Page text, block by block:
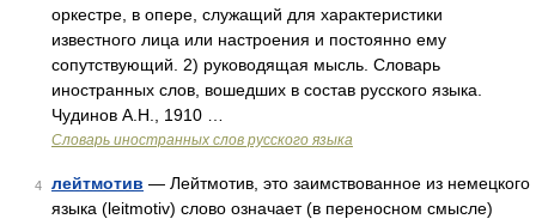
оркестре, в опере, служащий для характеристики
известного лица или настроения и постоянно ему
сопутствующий. 2) руководящая мысль. Словарь
иностранных слов, вошедших в состав русского языка.
Чудинов А.Н., 1910 …
Словарь иностранных слов русского языка
4 лейтмотив — Лейтмотив, это заимствованное из немецкого
языка (leitmotiv) слово означает (в переносном смысле)